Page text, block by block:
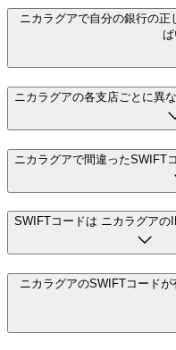
ニカラグアで自分の銀行の
ニカラグアの各支店ごとに異
ニカラグアで間違ったSWIFT
SWIFTコードは ニカラグアの
ニカラグアのSWIFTコード